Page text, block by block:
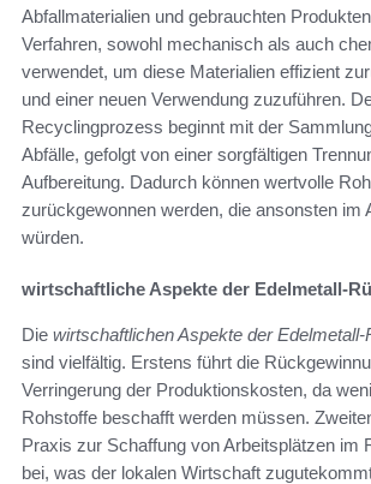
Abfallmaterialien und gebrauchten
Verfahren, sowohl mechanisch als auch
verwendet, um diese Materialien effizient
und einer neuen Verwendung zuzuführen.
Recyclingprozess beginnt mit der
Abfälle, gefolgt von einer sorgfältigen
Aufbereitung. Dadurch können wertvolle
zurückgewonnen werden, die ansonsten im
würden.
wirtschaftliche Aspekte der Edelmetall-
Die wirtschaftlichen Aspekte der
sind vielfältig. Erstens führt die
Verringerung der Produktionskosten, da
Rohstoffe beschafft werden müssen.
Praxis zur Schaffung von Arbeitsplätzen im
bei, was der lokalen Wirtschaft